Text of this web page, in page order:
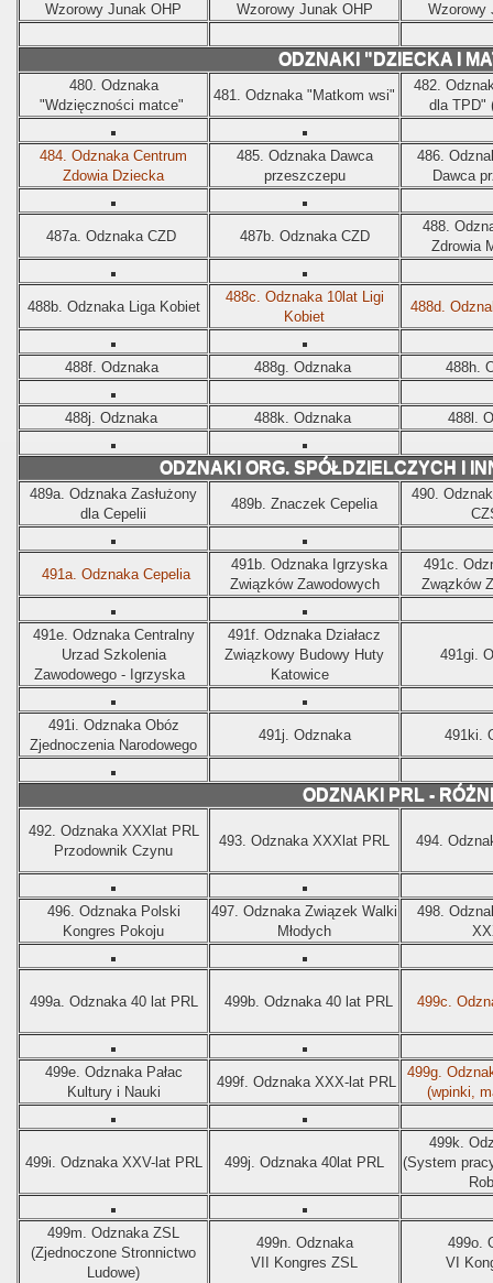
Wzorowy Junak OHP
Wzorowy Junak OHP
Wzorowy
ODZNAKI "DZIECKA I
480. Odznaka
"Wdzięczności matce"
481. Odznaka "Matkom wsi"
482.
dla TPD"
484. Odznaka Centrum
Zdowia Dziecka
485. Odznaka Dawca
przeszczepu
486.
Dawca
487a. Odznaka CZD 487b. Odznaka CZD
488.
Zdrowia
488b. Odznaka Liga Kobiet
488c. Odznaka 10lat Ligi
Kobiet
488d.
488f. Odznaka 488g. Odznaka 488h.
488j. Odznaka 488k. Odznaka 488l.
ODZNAKI ORG. SPÓŁDZIELCZYCH I
489a. Odznaka Zasłużony
dla Cepelii
489b. Znaczek Cepelia
490.
491a. Odznaka Cepelia
491b. Odznaka Igrzyska
Związków Zawodowych
491c.
Zwązków
491e. Odznaka Centralny
Urzad Szkolenia
Zawodowego - Igrzyska
491f. Odznaka Działacz
Związkowy Budowy Huty
Katowice
491gi.
491i. Odznaka Obóz
Zjednoczenia Narodowego
491j. Odznaka 491ki.
ODZNAKI PRL -
492. Odznaka XXXlat PRL
Przodownik Czynu
493. Odznaka XXXlat PRL 494.
496. Odznaka Polski
Kongres Pokoju
497. Odznaka Związek Walki
Młodych
498.
499a. Odznaka 40 lat PRL 499b. Odznaka 40 lat PRL 499c.
499e. Odznaka Pałac
Kultury i Nauki
499f. Odznaka XXX-lat PRL
499g.
(wpinki,
499i. Odznaka XXV-lat PRL 499j. Odznaka 40lat PRL
499k.
(System
499m. Odznaka ZSL
(Zjednoczone Stronnictwo
Ludowe)
499n. Odznaka
VII Kongres ZSL
499o.
VI